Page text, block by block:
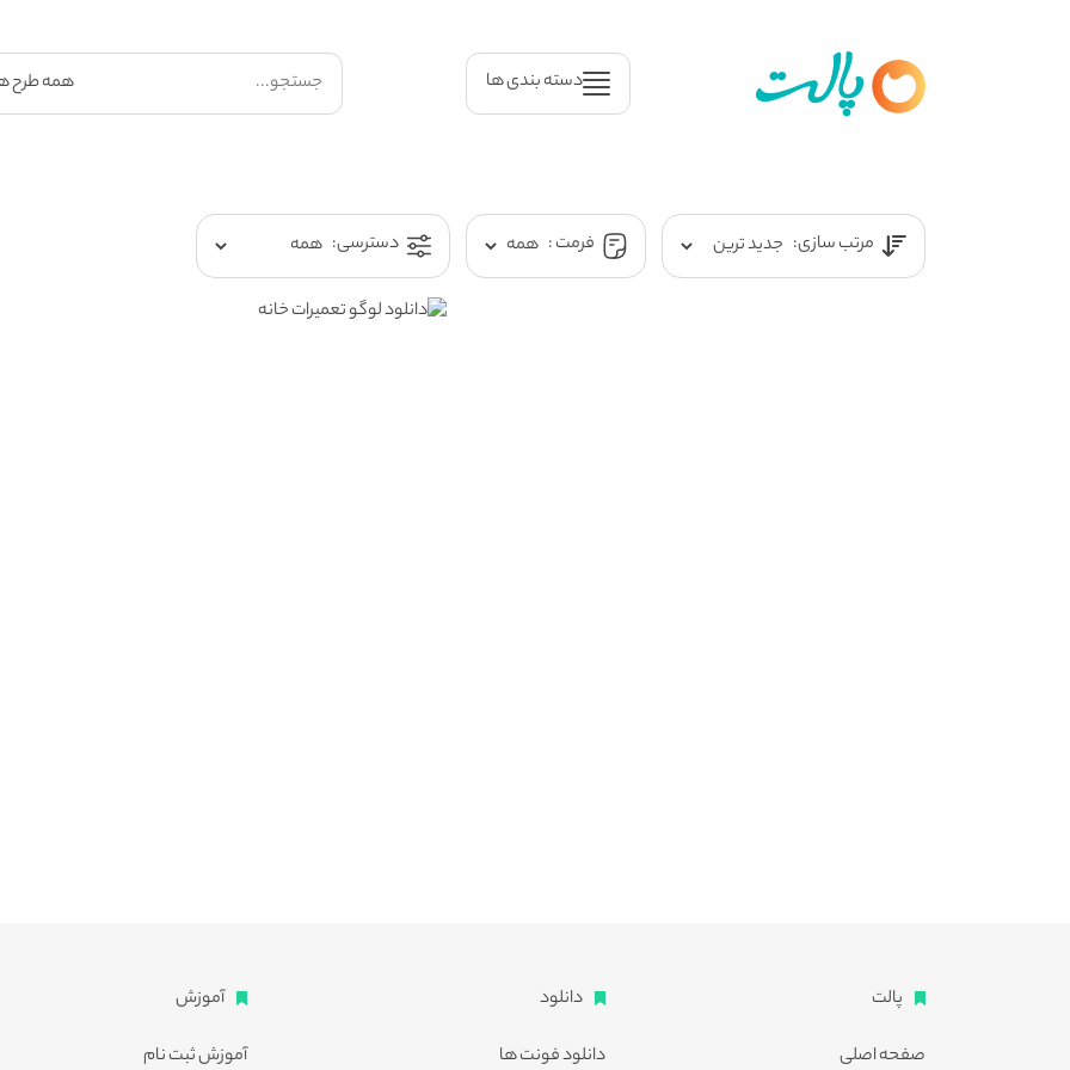
دسته بندی ها
مرتب سازی: فرمت : دسترسی:
پالت
صفحه اصلی
دانلود
دانلود فونت ها
آموزش
آموزش ثبت نام